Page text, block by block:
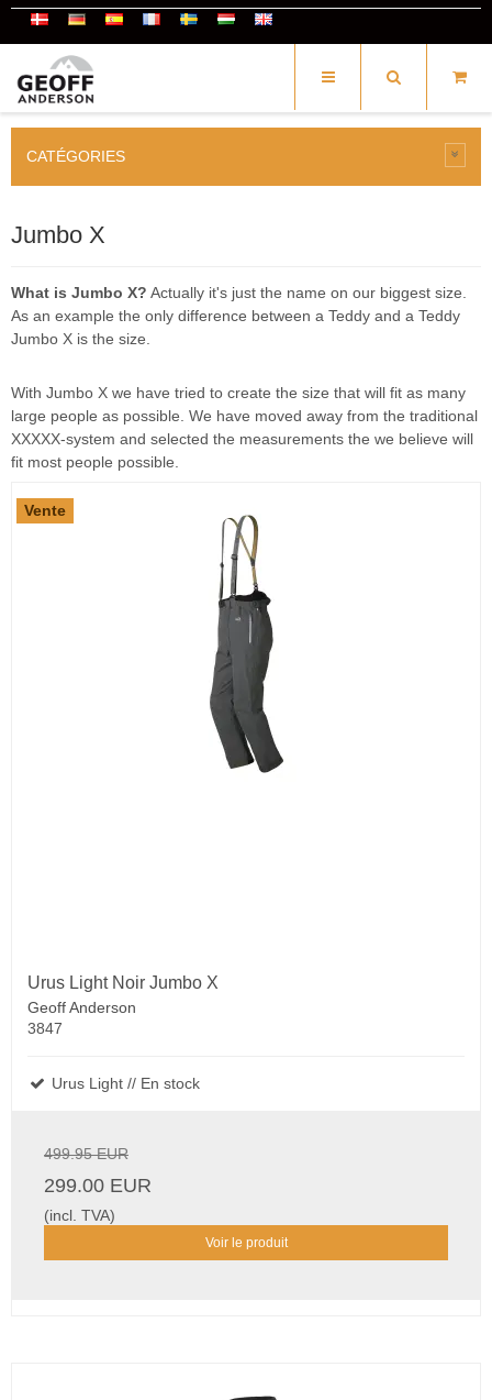
CATÉGORIES
Jumbo X
What is Jumbo X? Actually it's just the name on our biggest size.
As an example the only difference between a Teddy and a Teddy
Jumbo X is the size.
With Jumbo X we have tried to create the size that will fit as many
large people as possible. We have moved away from the traditional
XXXXX-system and selected the measurements the we believe will
fit most people possible.
Vente
Urus Light Noir Jumbo X
Geoff Anderson
3847
Urus Light // En stock
499.95 EUR
299.00 EUR
(incl. TVA)
Voir le produit